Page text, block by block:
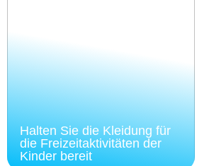
Halten Sie die Kleidung für
die Freizeitaktivitäten der
Kinder bereit